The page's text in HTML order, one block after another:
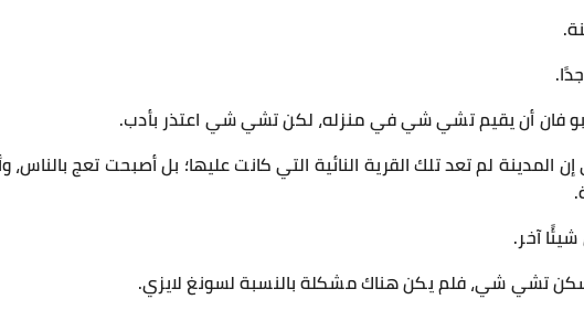
بو فان أن يقيم تشي شي في منزله، لكن تشي شي اعتذر بأدب.
لم تعد تلك القرية النائية التي كانت عليها؛ بل أصبحت تعج بالناس،
آخر.
تشي شي، فلم يكن هناك مشكلة بالنسبة لسونغ لايزي.